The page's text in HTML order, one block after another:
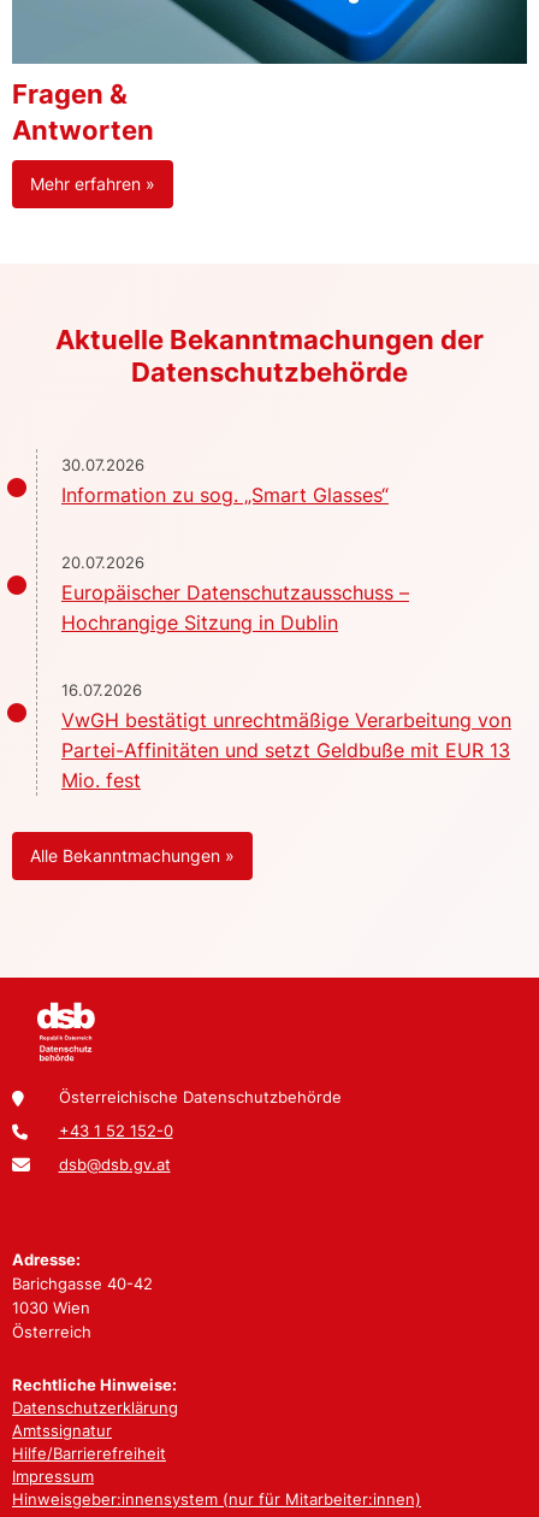
Fragen &
Antworten
Mehr erfahren »
Aktuelle Bekanntmachungen der
Datenschutzbehörde
30.07.2026
Information zu sog. „Smart Glasses“
20.07.2026
Europäischer Datenschutzausschuss –
Hochrangige Sitzung in Dublin
16.07.2026
VwGH bestätigt unrechtmäßige Verarbeitung von
Partei-Affinitäten und setzt Geldbuße mit EUR 13
Mio. fest
Alle Bekanntmachungen »
Österreichische Datenschutzbehörde
+43 1 52 152-0
dsb@dsb.gv.at
Adresse:
Barichgasse 40-42
1030 Wien
Österreich
Rechtliche Hinweise:
Datenschutzerklärung
Amtssignatur
Hilfe/Barrierefreiheit
Impressum
Hinweisgeber:innensystem (nur für Mitarbeiter:innen)